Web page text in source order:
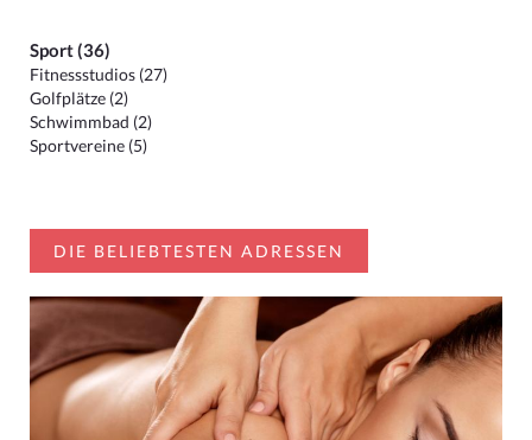
Sport (36)
Fitnessstudios (27)
Golfplätze (2)
Schwimmbad (2)
Sportvereine (5)
DIE BELIEBTESTEN ADRESSEN